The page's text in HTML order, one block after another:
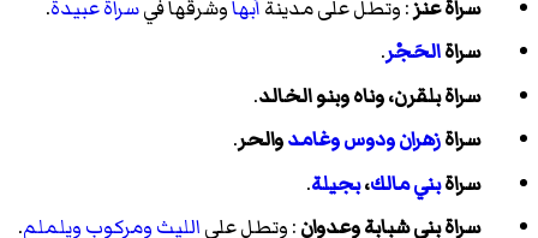
سراة عنز: وتطل على مدينةأبهاوشرقها فيسراة عبيدة.
سراةالحَجْر.
سراة بلقرن، وناه وبنو الخالد.
سراةزهران ودوسوغامدوالحر.
سراةبني مالك،بجيلة.
سراة بني شبابة وعدوان: وتطل علىالليثومركوبويلملم.